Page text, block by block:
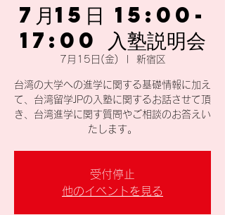
7月15日 15:00-
17:00 入塾説明会
7月15日(金) 新宿区
台湾の大学への進学に関する基礎情報に加え
て、台湾留学JPの入塾に関するお話させて頂
き、台湾進学に関す質問やご相談のお答えい
たします。
受付停止
他のイベントを見る